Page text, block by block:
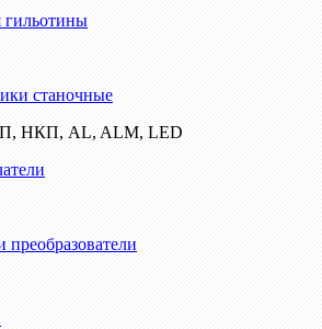
станочные
НКП, AL, ALM, LED
преобразователи